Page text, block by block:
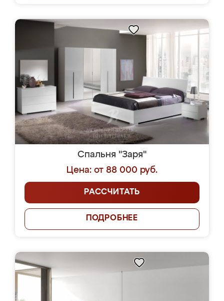
Спальня "Заря"
Цена: от 88 000 руб.
РАССЧИТАТЬ
ПОДРОБНЕЕ